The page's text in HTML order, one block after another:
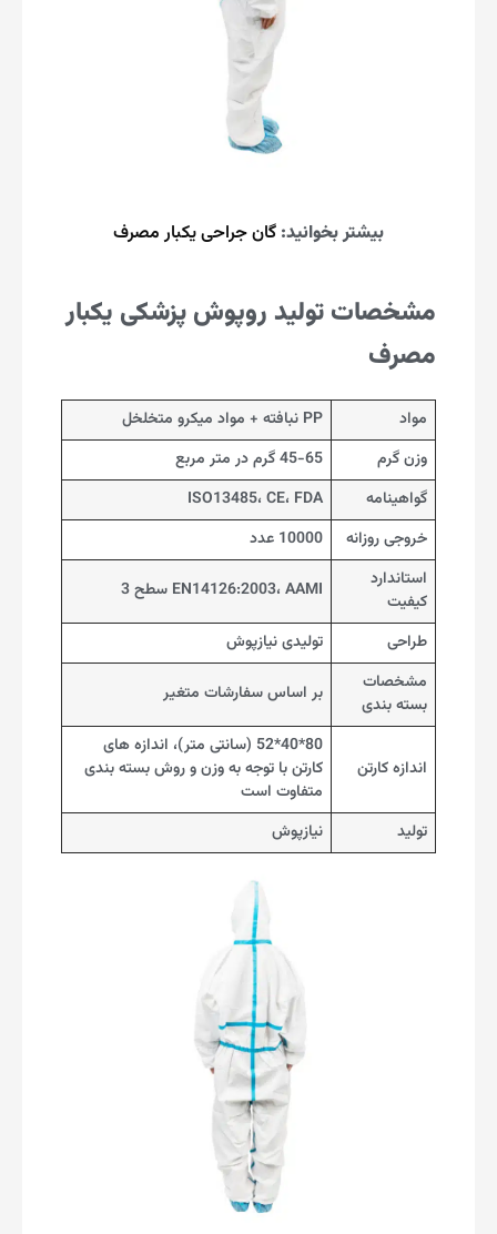
بیشتر بخوانید: گان جراحی یکبار مصرف
مشخصات تولید روپوش پزشکی یکبار
مصرف
مواد
PP نبافته + مواد میکرو متخلخل
وزن گرم
45-65 گرم در متر مربع
گواهینامه
ISO13485، CE، FDA
خروجی روزانه
10000 عدد
استاندارد
کیفیت
EN14126:2003، AAMI سطح 3
طراحی
تولیدی نیازپوش
مشخصات
بسته بندی
بر اساس سفارشات متغیر
اندازه کارتن
80*40*52 (سانتی متر)، اندازه های
کارتن با توجه به وزن و روش بسته بندی
متفاوت است
تولید
نیازپوش